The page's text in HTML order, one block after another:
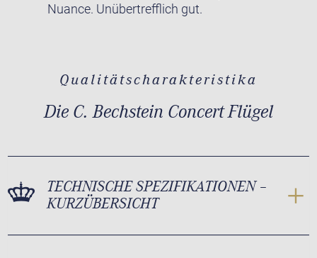
Nuance. Unübertrefflich gut.
Qualitätscharakteristika
Die C. Bechstein Concert Flügel
TECHNISCHE SPEZIFIKATIONEN –
KURZÜBERSICHT